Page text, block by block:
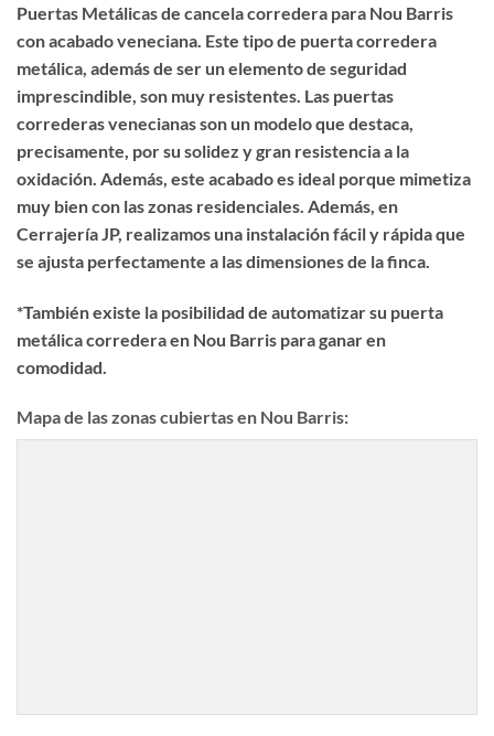
Puertas Metálicas de cancela corredera para Nou Barris
con acabado veneciana. Este tipo de puerta corredera
metálica, además de ser un elemento de seguridad
imprescindible, son muy resistentes. Las puertas
correderas venecianas son un modelo que destaca,
precisamente, por su solidez y gran resistencia a la
oxidación. Además, este acabado es ideal porque mimetiza
muy bien con las zonas residenciales. Además, en
Cerrajería JP, realizamos una instalación fácil y rápida que
se ajusta perfectamente a las dimensiones de la finca.
*También existe la posibilidad de automatizar su puerta
metálica corredera en Nou Barris para ganar en
comodidad.
Mapa de las zonas cubiertas en Nou Barris: